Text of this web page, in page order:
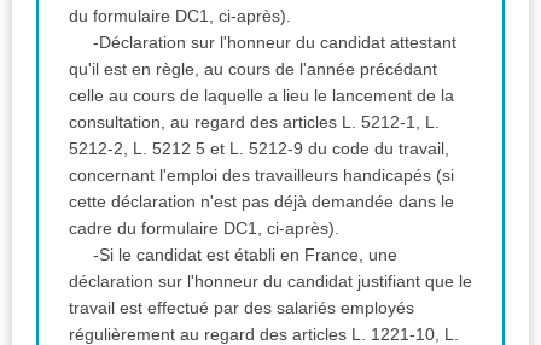
du formulaire DC1, ci-après).
-Déclaration sur l'honneur du candidat attestant
qu'il est en règle, au cours de l'année précédant
celle au cours de laquelle a lieu le lancement de la
consultation, au regard des articles L. 5212-1, L.
5212-2, L. 5212 5 et L. 5212-9 du code du travail,
concernant l'emploi des travailleurs handicapés (si
cette déclaration n'est pas déjà demandée dans le
cadre du formulaire DC1, ci-après).
-Si le candidat est établi en France, une
déclaration sur l'honneur du candidat justifiant que le
travail est effectué par des salariés employés
régulièrement au regard des articles L. 1221-10, L.